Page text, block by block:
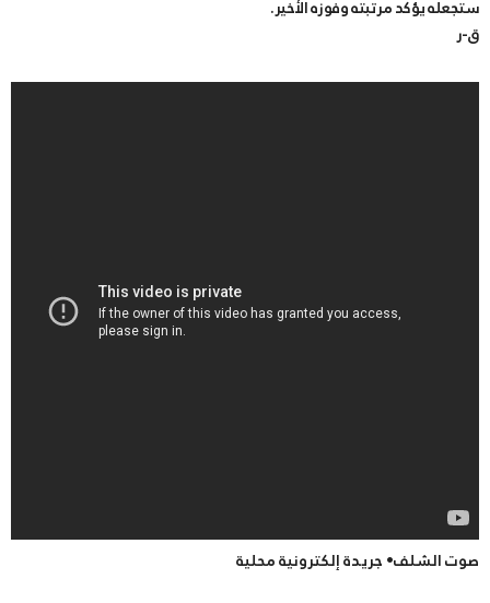
ستجعله يؤكد مرتبته وفوزه الأخير.
ق-ر
صوت الشلف• جريدة إلكترونية محلية